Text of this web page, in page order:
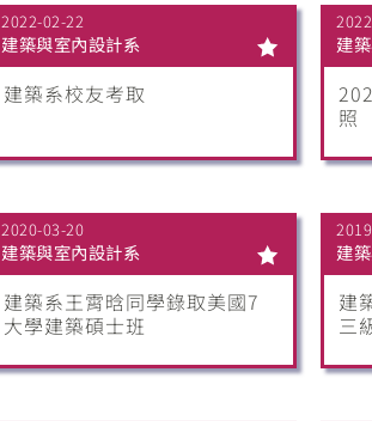
2022-02-22
建築與室內設計系
建築系校友考取
建
照
2020-03-20
建築與室內設計系
建築系王霄晗同學錄取美國7
大學建築碩士班
建
建
三